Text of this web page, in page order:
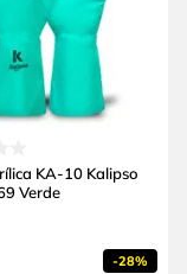
KA-10 Kalipso
Verde
-28%